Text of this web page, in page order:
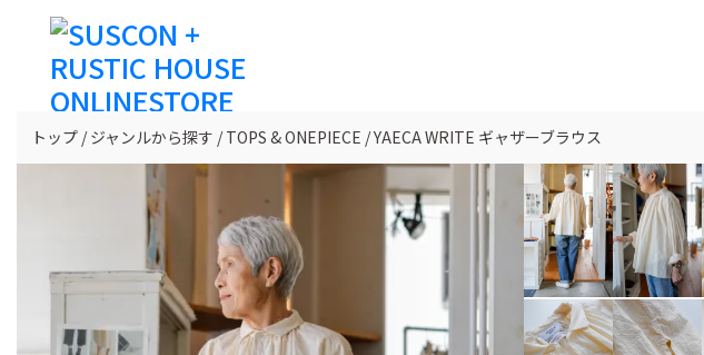
トップ ジャンルから探す TOPS & ONEPIECE YAECA WRITE ギャザーブラウス